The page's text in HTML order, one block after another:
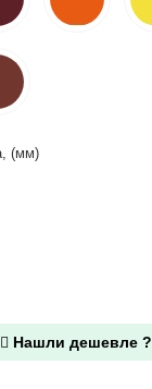
(мм)
Нашли дешевле ?